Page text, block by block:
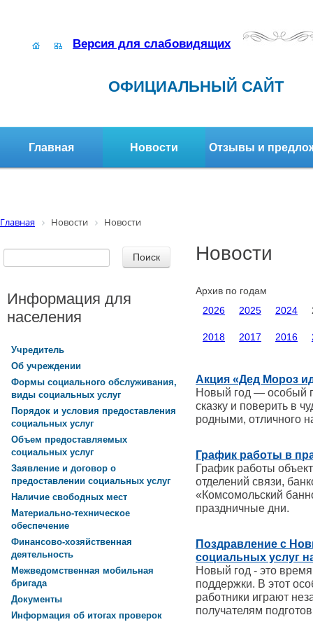
Версия для слабовидящих
ОФИЦИАЛЬНЫЙ САЙТ
Главная Новости Отзывы и
Главная Новости Новости
Новости
Архив по годам
2026
2025 2024
2018 2017 2016
Акция «Дед Мороз
Новый год — особый
сказку и поверить в
родными, отличного
График работы в
График работы
отделений связи,
«Комсомольский
праздничные дни.
Поздравление с
социальных услуг
Новый год - это
поддержки. В этот
работники играют
получателям
Информация для
населения
Учредитель
Об учреждении
Формы социального обслуживания,
виды социальных услуг
Порядок и условия предоставления
социальных услуг
Объем предоставляемых
социальных услуг
Заявление и договор о
предоставлении социальных услуг
Наличие свободных мест
Материально-техническое
обеспечение
Финансово-хозяйственная
деятельность
Межведомственная мобильная
бригада
Документы
Информация об итогах проверок